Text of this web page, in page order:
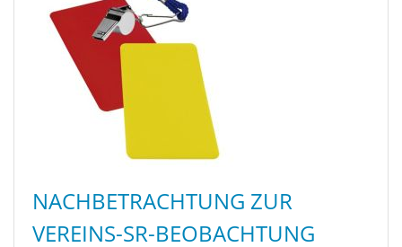
NACHBETRACHTUNG ZUR
VEREINS-SR-BEOBACHTUNG